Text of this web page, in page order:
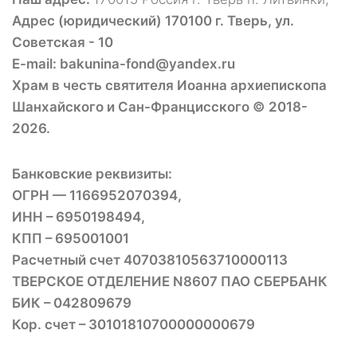
Адрес (юридический) 170100 г. Тверь, ул.
Советская - 10
E-mail: bakunina-fond@yandex.ru
Храм в честь святителя Иоанна архиепископа
Шанхайского и Сан-Францисского © 2018-
2026.
Банковские реквизиты:
ОГРН — 1166952070394,
ИНН – 6950198494,
КПП – 695001001
Расчетный счет 40703810563710000113
ТВЕРСКОЕ ОТДЕЛЕНИЕ N8607 ПАО СБЕРБАНК
БИК – 042809679
Кор. счет – 30101810700000000679